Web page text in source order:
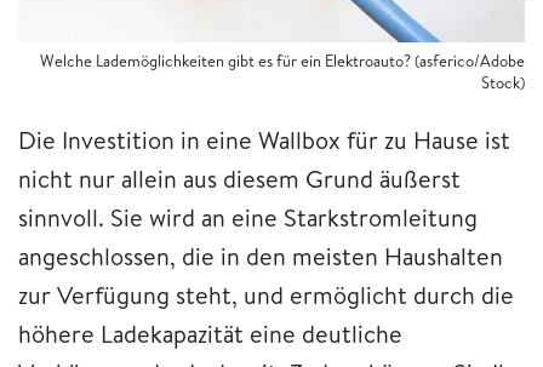
Welche Lademöglichkeiten gibt es für ein Elektroauto? (asferico/Adobe
Stock)
Die Investition in eine Wallbox für zu Hause ist
nicht nur allein aus diesem Grund äußerst
sinnvoll. Sie wird an eine Starkstromleitung
angeschlossen, die in den meisten Haushalten
zur Verfügung steht, und ermöglicht durch die
höhere Ladekapazität eine deutliche